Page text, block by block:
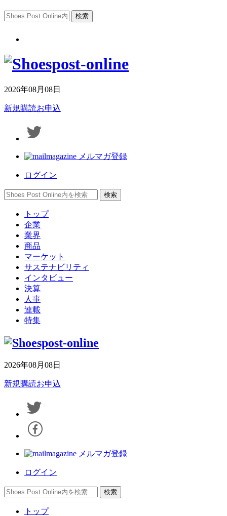
2026年08月08日
新規購読お申込
メルマガ登録
ログイン
トップ
企業
業界
商品
マーケット
サステナビリティ
インタビュー
決算
人事
連載
特集
2026年08月08日
新規購読お申込
メルマガ登録
ログイン
トップ